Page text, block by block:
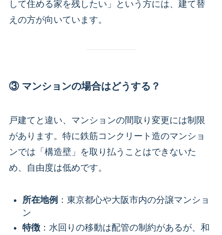
して住める家を残したい」という方には、建て替
えの方が向いています。
③ マンションの場合はどうする？
戸建てと違い、マンションの間取り変更には制限
があります。特に鉄筋コンクリート造のマンショ
ンでは「構造壁」を取り払うことはできないた
め、自由度は低めです。
所在地例 ：東京都心や大阪市内の分譲マンショ
ン
特徴：水回りの移動は配管の制約があるが、和